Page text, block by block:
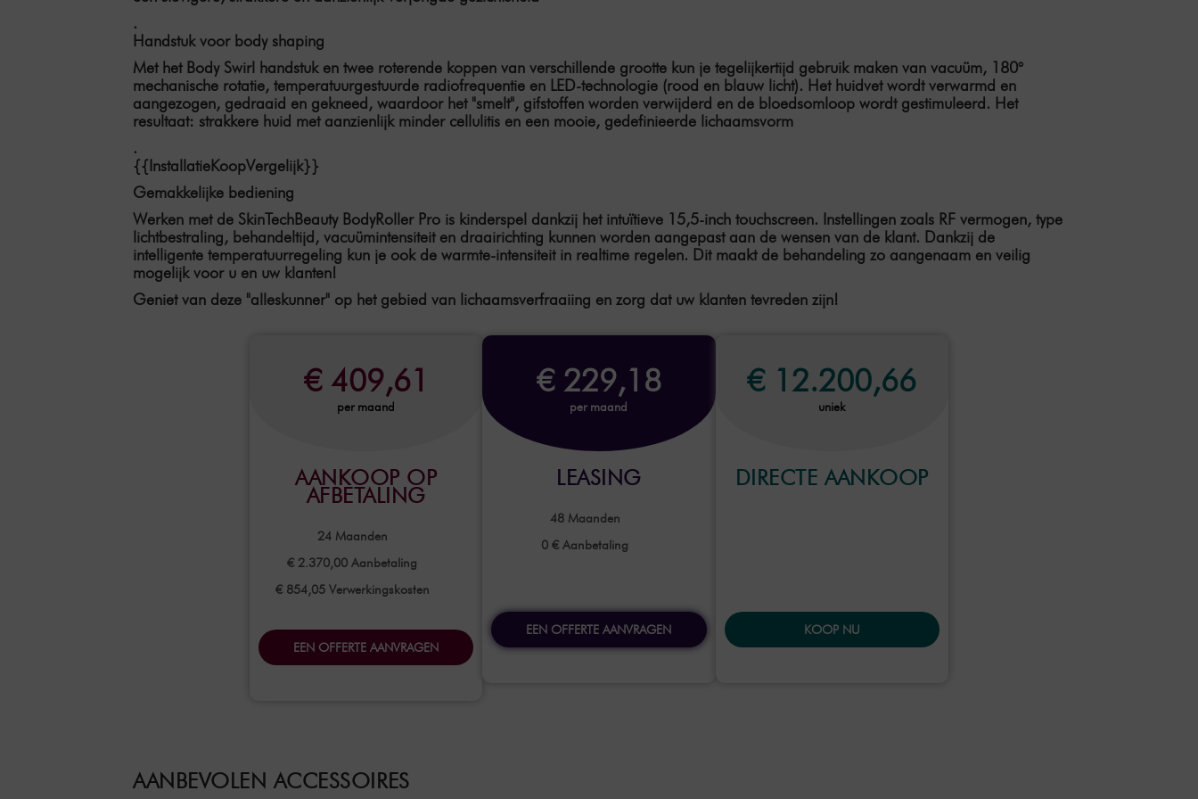
.
Handstuk voor body shaping
Met het Body Swirl handstuk en twee roterende koppen van verschillende grootte kun je tegelijkertijd gebruik maken van vacuüm, 180°
mechanische rotatie, temperatuurgestuurde radiofrequentie en LED-technologie (rood en blauw licht). Het huidvet wordt verwarmd en
aangezogen, gedraaid en gekneed, waardoor het "smelt", gifstoffen worden verwijderd en de bloedsomloop wordt gestimuleerd. Het
resultaat: strakkere huid met aanzienlijk minder cellulitis en een mooie, gedefinieerde lichaamsvorm
.
{{InstallatieKoopVergelijk}}
Gemakkelijke bediening
Werken met de SkinTechBeauty BodyRoller Pro is kinderspel dankzij het intuïtieve 15,5-inch touchscreen. Instellingen zoals RF vermogen, type
lichtbestraling, behandeltijd, vacuümintensiteit en draairichting kunnen worden aangepast aan de wensen van de klant. Dankzij de
intelligente temperatuurregeling kun je ook de warmte-intensiteit in realtime regelen. Dit maakt de behandeling zo aangenaam en veilig
mogelijk voor u en uw klanten!
Geniet van deze "alleskunner" op het gebied van lichaamsverfraaiing en zorg dat uw klanten tevreden zijn!
€ 409,61
per maand
AANKOOP OP
AFBETALING
24Maanden
€ 2.370,00 Aanbetaling
€ 854,05 Verwerkingskosten
EEN OFFERTE AANVRAGEN
€ 229,18
per maand
LEASING
48Maanden
0 € Aanbetaling
EEN OFFERTE AANVRAGEN
€ 12.200,66
uniek
DIRECTE AANKOOP
KOOP NU
AANBEVOLEN ACCESSOIRES